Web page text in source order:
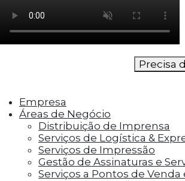
como os visitantes interagem
cookies ajudam a fornecer
as métricas do número de
rejeição, origem do tráfego, etc.
funcionalidades, como
conteúdo do site em
media, coletar feedbacks e
terceiros.
Cookies Marketing
Precisa
Empresa
Áreas de Negócio
Distribuição de Imprensa
Serviços de Logística &
Serviços de Impressão
Gestão de Assinaturas e
Serviços a Pontos de Venda